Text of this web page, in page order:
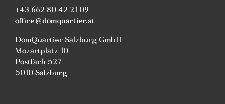
+43 662 80 42 21 09
office@domquartier.at
DomQuartier Salzburg GmbH
Mozartplatz 10
Postfach 527
5010 Salzburg